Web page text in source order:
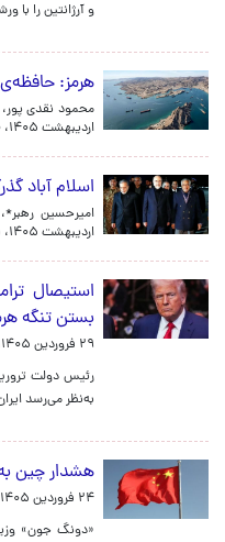
و آرژانتین را با
هرمز:
محمود نقدی
اردیبهشت ۱۴۰۵، ۰۹:۰۰
اسلام آباد
امیرحسین
اردیبهشت ۱۴۰۵، ۱۲:۱۵
استیصال
بستن تنگه
۲۹ فروردین ۱۴۰۵، ۱۹:۰۰
رئیس دولت
به‌نظر می‌رسد
هشدار چین
۲۴ فروردین ۱۴۰۵، ۲۲:۱۵
«دونگ جون»